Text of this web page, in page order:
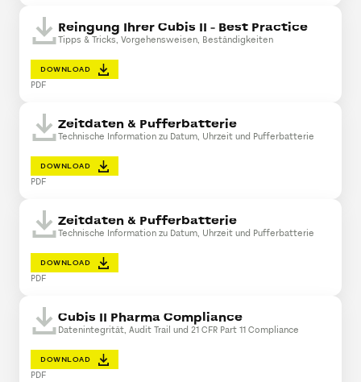
Reingung Ihrer Cubis II - Best Practice
Tipps & Tricks, Vorgehensweisen, Beständigkeiten
DOWNLOAD
PDF
Zeitdaten & Pufferbatterie
Technische Information zu Datum, Uhrzeit und Pufferbatterie
DOWNLOAD
PDF
Zeitdaten & Pufferbatterie
Technische Information zu Datum, Uhrzeit und Pufferbatterie
DOWNLOAD
PDF
Cubis II Pharma Compliance
Datenintegrität, Audit Trail und 21 CFR Part 11 Compliance
DOWNLOAD
PDF